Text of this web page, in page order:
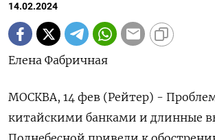
14.02.2024
Елена Фабричная
МОСКВА, 14 фев (Рейтер) -
китайскими банками и длинные